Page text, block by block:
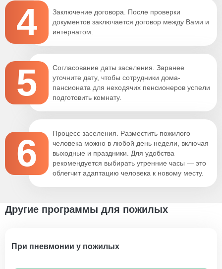
4
Заключение договора. После проверки
документов заключается договор между Вами и
интернатом.
5
Согласование даты заселения. Заранее
уточните дату, чтобы сотрудники дома-
пансионата для неходячих пенсионеров успели
подготовить комнату.
6
Процесс заселения. Разместить пожилого
человека можно в любой день недели, включая
выходные и праздники. Для удобства
рекомендуется выбирать утренние часы — это
облегчит адаптацию человека к новому месту.
Другие программы для пожилых
При пневмонии у пожилых